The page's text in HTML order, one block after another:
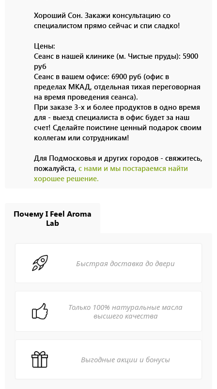
Хороший Сон. Закажи консультацию со
специалистом прямо сейчас и спи сладко!
Цены:
Сеанс в нашей клинике (м. Чистые пруды): 5900
руб
Сеанс в вашем офисе: 6900 руб (офис в
пределах МКАД, отдельная тихая переговорная
на время проведения сеанса).
При заказе 3-х и более продуктов в одно время
для - выезд специалиста в офис будет за наш
счет! Сделайте поистине ценный подарок своим
коллегам или сотрудникам!
Для Подмосковья и других городов - свяжитесь,
пожалуйста, с нами и мы постараемся найти
хорошее решение.
Почему I Feel Aroma
Lab
Быстрая доставка до двери
Только 100% натуральные масла
высшего качества
Выгодные акции и бонусы